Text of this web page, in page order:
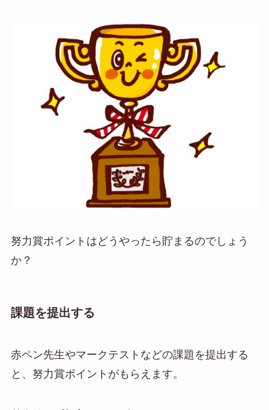
努力賞ポイントはどうやったら貯まるのでしょう
か？
課題を提出する
赤ペン先生やマークテストなどの課題を提出する
と、努力賞ポイントがもらえます。